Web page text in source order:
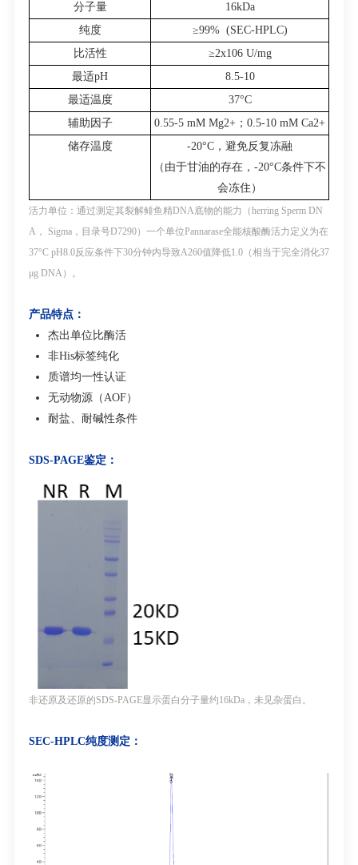
分子量
16kDa
纯度
≥99% (SEC-HPLC)
比活性
≥2x106U/mg
最适pH
8.5-10
最适温度
37°C
辅助因子
0.55-5 mM Mg2+ ； 0.5-10 mM Ca2+
储存温度
-20°C ，避免反复冻融
（由于甘油的存在， -20°C条件下不
会冻住）
活力单位： 通过测定其裂解鲱鱼精DNA底物的能力（herring Sperm DN
A ， Sigma ，目录号D7290）一个单位Pannarase全能核酸酶活力定义为在
37°C pH8.0反应条件下30分钟内导致A260值降低1.0 （相当于完全消化37
μg DNA ）。
产品特点：
杰出单位比酶活
非His标签纯化
质谱均一性认证
无动物源（AOF）
耐盐、耐碱性条件
SDS-PAGE鉴定 ：
非还原及还原的SDS-PAGE显示蛋白分子量约16kDa ，未见杂蛋白。
SEC-HPLC纯度测定 ：